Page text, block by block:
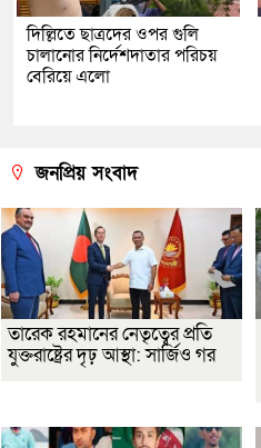
দিল্লিতে ছাত্রদের ওপর গুলি
চালানোর নির্দেশদাতার পরিচয়
বেরিয়ে এলো
জনপ্রিয় সংবাদ
তারেক রহমানের নেতৃত্বের প্রতি
যুক্তরাষ্ট্রের দৃঢ় আস্থা: সার্জিও গর